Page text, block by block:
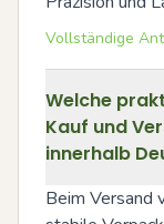
Vollständige
Welche
Kauf und
innerhalb
Beim Versand